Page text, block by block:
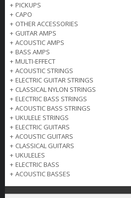
+ PICKUPS
+ CAPO
+ OTHER ACCESSORIES
+ GUITAR AMPS
+ ACOUSTIC AMPS
+ BASS AMPS
+ MULTI-EFFECT
+ ACOUSTIC STRINGS
+ ELECTRIC GUITAR STRINGS
+ CLASSICAL NYLON STRINGS
+ ELECTRIC BASS STRINGS
+ ACOUSTIC BASS STRINGS
+ UKULELE STRINGS
+ ELECTRIC GUITARS
+ ACOUSTIC GUITARS
+ CLASSICAL GUITARS
+ UKULELES
+ ELECTRIC BASS
+ ACOUSTIC BASSES